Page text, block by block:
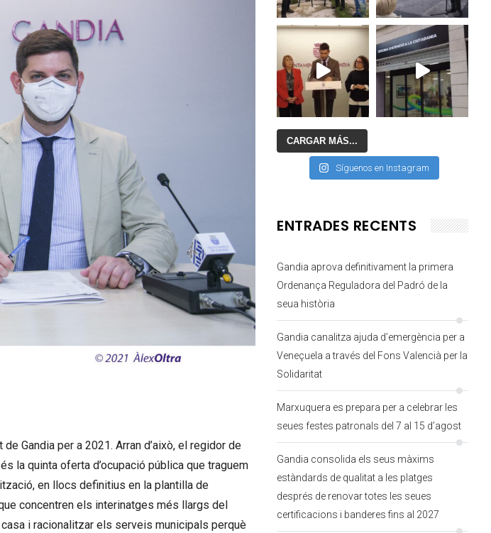
Gandia per a 2021. Arran d’això, el regidor de
la quinta oferta d’ocupació pública que traguem
en llocs definitius en la plantilla de
concentren els interinatges més llargs del
i racionalitzar els serveis municipals perquè
CARGAR MÁS...
Síguenos en Instagram
ENTRADES RECENTS
Gandia aprova definitivament la primera
Ordenança Reguladora del Padró de la
seua història
Gandia canalitza ajuda d’emergència per a
Veneçuela a través del Fons Valencià per la
Solidaritat
Marxuquera es prepara per a celebrar les
seues festes patronals del 7 al 15 d’agost
Gandia consolida els seus màxims
estàndards de qualitat a les platges
després de renovar totes les seues
certificacions i banderes fins al 2027